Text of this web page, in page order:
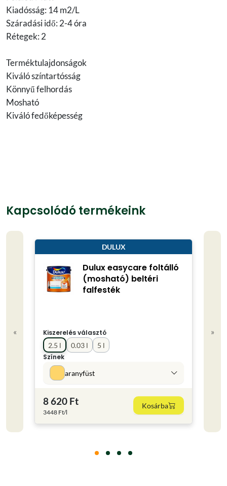
Kiadósság: 14 m2/L
Száradási idő: 2-4 óra
Rétegek: 2
Terméktulajdonságok
Kiváló színtartósság
Könnyű felhordás
Mosható
Kiváló fedőképesség
Kapcsolódó termékeink
«
DULUX
Dulux easycare foltálló
(mosható) beltéri
falfesték
Kiszerelés választó
0.03 l
2.5 l
5 l
Színek
aranyfüst
8 620 Ft
3448 Ft/l
Kosárba
»